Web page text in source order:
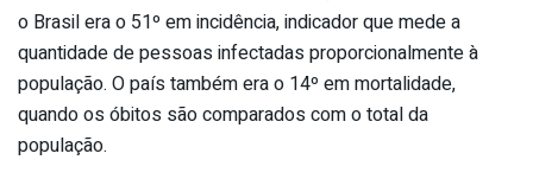
o Brasil era o 51º em incidência, indicador que mede a
quantidade de pessoas infectadas proporcionalmente à
população. O país também era o 14º em mortalidade,
quando os óbitos são comparados com o total da
população.